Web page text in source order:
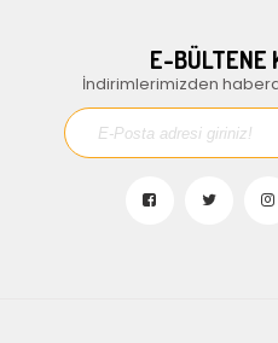
E-BÜLTENE
İndirimlerimizden